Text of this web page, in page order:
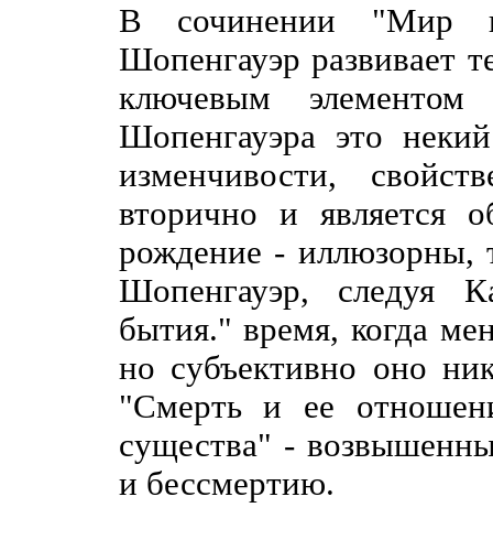
В сочинении "Мир
Шопенгауэр развивает
ключевым
Шопенгауэра это
изменчивости,
вторично и является
рождение - иллюзорны,
Шопенгауэр, следуя
бытия." время, когда
но субъективно оно
"Смерть и ее
существа" -
и бессмертию.